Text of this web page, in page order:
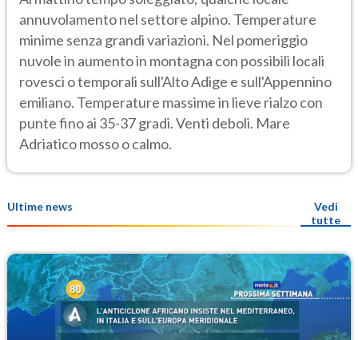
annuvolamento nel settore alpino. Temperature
minime senza grandi variazioni. Nel pomeriggio
nuvole in aumento in montagna con possibili locali
rovesci o temporali sull'Alto Adige e sull'Appennino
emiliano. Temperature massime in lieve rialzo con
punte fino ai 35-37 gradi. Venti deboli. Mare
Adriatico mosso o calmo.
Ultime news
Vedi
tutte